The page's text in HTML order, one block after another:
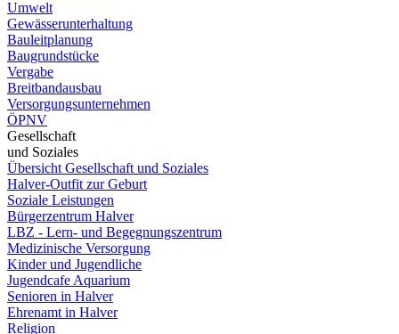
Umwelt
Gewässerunterhaltung
Bauleitplanung
Baugrundstücke
Vergabe
Breitbandausbau
Versorgungsunternehmen
ÖPNV
Gesellschaft
und Soziales
Übersicht Gesellschaft und Soziales
Halver-Outfit zur Geburt
Soziale Leistungen
Bürgerzentrum Halver
LBZ - Lern- und Begegnungszentrum
Medizinische Versorgung
Kinder und Jugendliche
Jugendcafe Aquarium
Senioren in Halver
Ehrenamt in Halver
Religion